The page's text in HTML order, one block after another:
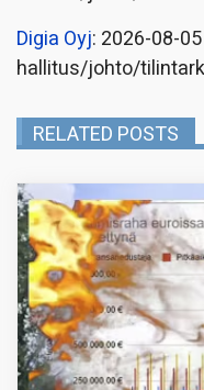
Digia Oyj: 2026-08-
hallitus/johto/
RELATED POSTS